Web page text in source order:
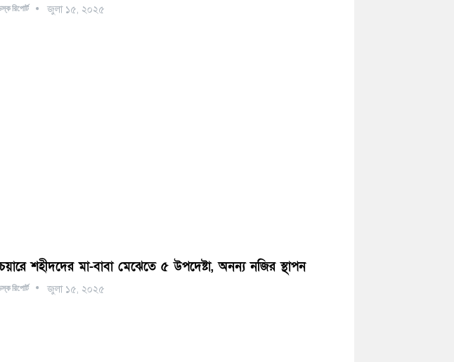
রিপোর্ট জুলা ১৫, ২০২৫
শহীদদের মা-বাবা মেঝেতে ৫ উপদেষ্টা, অনন্য নজির স্থাপন
রিপোর্ট জুলা ১৫, ২০২৫